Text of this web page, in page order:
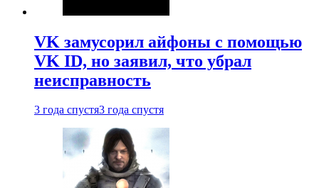
VK замусорил айфоны с помощью
VK ID, но заявил, что убрал
неисправность
3 года спустя3 года спустя